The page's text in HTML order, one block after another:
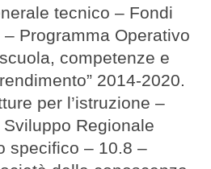
tecnico – Fondi
Programma Operativo
competenze e
2014-2020.
per l’istruzione –
Regionale
specifico – 10.8 –